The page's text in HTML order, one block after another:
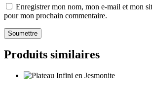
Enregistrer mon nom, mon e-mail et mon
pour mon prochain commentaire.
Soumettre
Produits similaires